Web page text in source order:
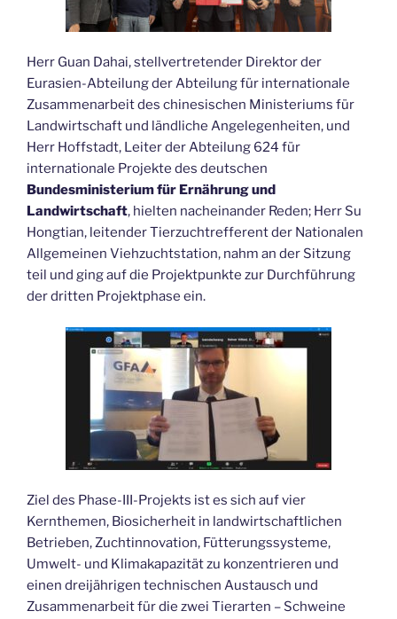
Herr Guan Dahai, stellvertretender Direktor der
Eurasien-Abteilung der Abteilung für internationale
Zusammenarbeit des chinesischen Ministeriums für
Landwirtschaft und ländliche Angelegenheiten, und
Herr Hoffstadt, Leiter der Abteilung 624 für
internationale Projekte des deutschen
Bundesministerium für Ernährung und
Landwirtschaft, hielten nacheinander Reden; Herr Su
Hongtian, leitender Tierzuchtrefferent der Nationalen
Allgemeinen Viehzuchtstation, nahm an der Sitzung
teil und ging auf die Projektpunkte zur Durchführung
der dritten Projektphase ein.
Ziel des Phase-III-Projekts ist es sich auf vier
Kernthemen, Biosicherheit in landwirtschaftlichen
Betrieben, Zuchtinnovation, Fütterungssysteme,
Umwelt- und Klimakapazität zu konzentrieren und
einen dreijährigen technischen Austausch und
Zusammenarbeit für die zwei Tierarten – Schweine